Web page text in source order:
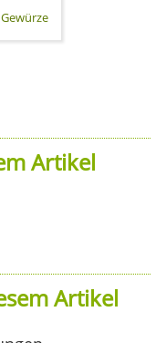
Artikel
Artikel